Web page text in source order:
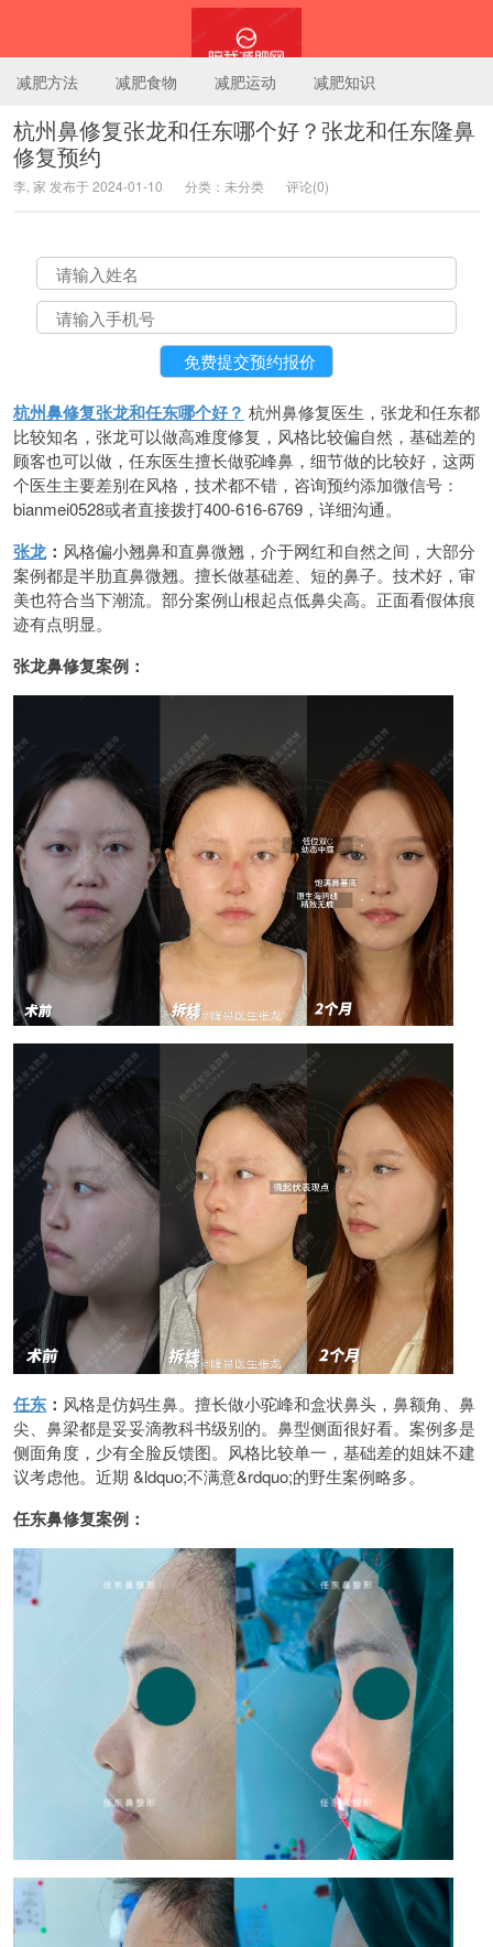
减肥方法 减肥食物 减肥运动 减肥知识
杭州鼻修复张龙和任东哪个好？张龙和任东隆鼻
修复预约
李, 家 发布于 2024-01-10 分类：未分类 评论(0)
杭州鼻修复张龙和任东哪个好？ 杭州鼻修复医生，张龙和任东都
比较知名，张龙可以做高难度修复，风格比较偏自然，基础差的
顾客也可以做，任东医生擅长做驼峰鼻，细节做的比较好，这两
个医生主要差别在风格，技术都不错，咨询预约添加微信号：
bianmei0528或者直接拨打400-616-6769，详细沟通。
张龙： 风格偏小翘鼻和直鼻微翘，介于网红和自然之间，大部分
案例都是半肋直鼻微翘。擅长做基础差、短的鼻子。技术好，审
美也符合当下潮流。部分案例山根起点低鼻尖高。正面看假体痕
迹有点明显。
张龙鼻修复案例：
任东 ： 风格是仿妈生鼻。擅长做小驼峰和盒状鼻头，鼻额角、鼻
尖、鼻梁都是妥妥滴教科书级别的。鼻型侧面很好看。案例多是
侧面角度，少有全脸反馈图。风格比较单一，基础差的姐妹不建
议考虑他。近期 &ldquo;不满意&rdquo;的野生案例略多。
任东鼻修复案例：